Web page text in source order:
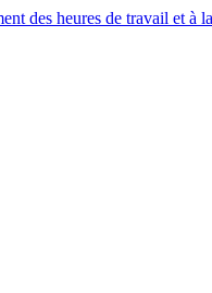
des heures de travail et à